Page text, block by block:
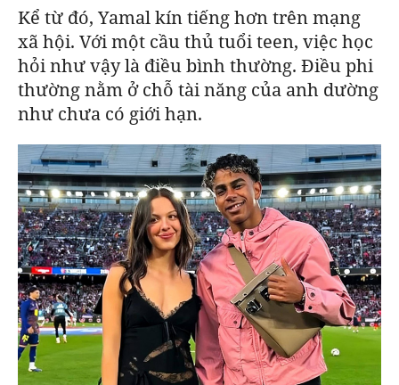
Kể từ đó, Yamal kín tiếng hơn trên mạng
xã hội. Với một cầu thủ tuổi teen, việc học
hỏi như vậy là điều bình thường. Điều phi
thường nằm ở chỗ tài năng của anh dường
như chưa có giới hạn.